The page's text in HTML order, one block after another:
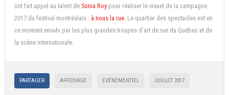
ont fait appel au talent de Sonia Roy pour réaliser le visuel de la campagne
2017 du festival montréalais : à nous la rue . Le quartier des spectacles est en
ce moment envahi par les plus grandes troupes d’art de rue du Québec et de
la scène internationale.
PARTAGER AFFICHAGE EVÉNEMENTIEL JUILLET 2017